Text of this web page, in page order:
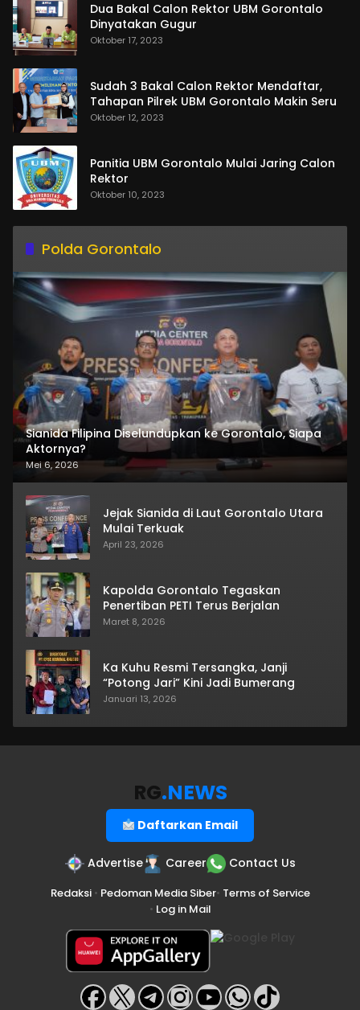
Dua Bakal Calon Rektor UBM Gorontalo
Dinyatakan Gugur
Oktober 17, 2023
Sudah 3 Bakal Calon Rektor Mendaftar,
Tahapan Pilrek UBM Gorontalo Makin Seru
Oktober 12, 2023
Panitia UBM Gorontalo Mulai Jaring Calon
Rektor
Oktober 10, 2023
Polda Gorontalo
Sianida Filipina Diselundupkan ke Gorontalo, Siapa
Aktornya?
Mei 6, 2026
Jejak Sianida di Laut Gorontalo Utara
Mulai Terkuak
April 23, 2026
Kapolda Gorontalo Tegaskan
Penertiban PETI Terus Berjalan
Maret 8, 2026
Ka Kuhu Resmi Tersangka, Janji
“Potong Jari” Kini Jadi Bumerang
Januari 13, 2026
RG.NEWS
Daftarkan Email
Advertise Career Contact Us
Redaksi• Pedoman Media Siber• Terms of Service
• Log in Mail